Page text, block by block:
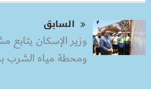
السابق
وزير الإسكان يتابع
ومحطة مياه الشرب